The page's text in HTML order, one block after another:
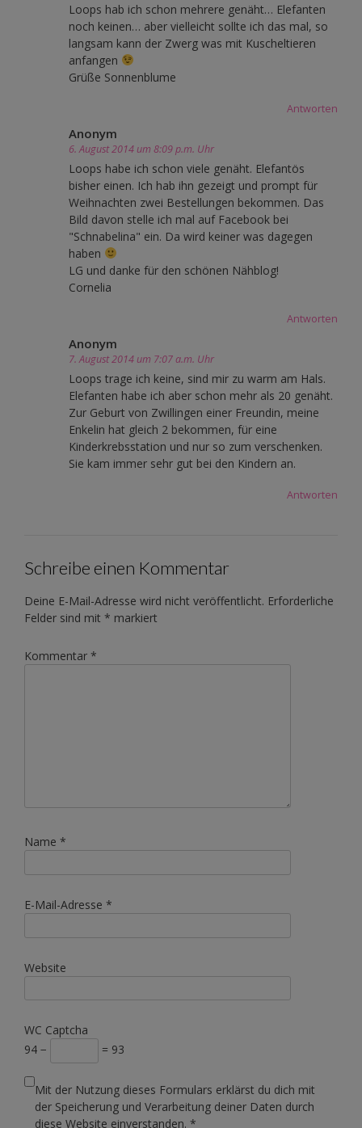
Loops hab ich schon mehrere genäht… Elefanten
noch keinen… aber vielleicht sollte ich das mal, so
langsam kann der Zwerg was mit Kuscheltieren
anfangen
Grüße Sonnenblume
Antworten
Anonym
6. August 2014 um 8:09 p.m. Uhr
Loops habe ich schon viele genäht. Elefantös
bisher einen. Ich hab ihn gezeigt und prompt für
Weihnachten zwei Bestellungen bekommen. Das
Bild davon stelle ich mal auf Facebook bei
"Schnabelina" ein. Da wird keiner was dagegen
haben
LG und danke für den schönen Nähblog!
Cornelia
Antworten
Anonym
7. August 2014 um 7:07 a.m. Uhr
Loops trage ich keine, sind mir zu warm am Hals.
Elefanten habe ich aber schon mehr als 20 genäht.
Zur Geburt von Zwillingen einer Freundin, meine
Enkelin hat gleich 2 bekommen, für eine
Kinderkrebsstation und nur so zum verschenken.
Sie kam immer sehr gut bei den Kindern an.
Antworten
Schreibe einen Kommentar
Deine E-Mail-Adresse wird nicht veröffentlicht. Erforderliche
Felder sind mit * markiert
Kommentar *
Name *
E-Mail-Adresse *
Website
WC Captcha
94 −
= 93
Mit der Nutzung dieses Formulars erklärst du dich mit
der Speicherung und Verarbeitung deiner Daten durch
diese Website einverstanden. *